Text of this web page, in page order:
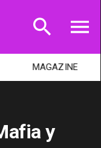
MAGAZINE
y